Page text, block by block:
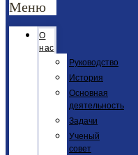
Меню
О
нас
Руководство
История
Основная
деятельность
Задачи
Ученый
совет